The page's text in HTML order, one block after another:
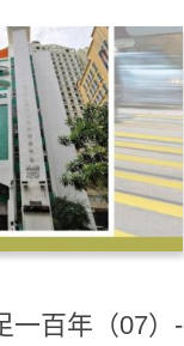
一百年（07）-